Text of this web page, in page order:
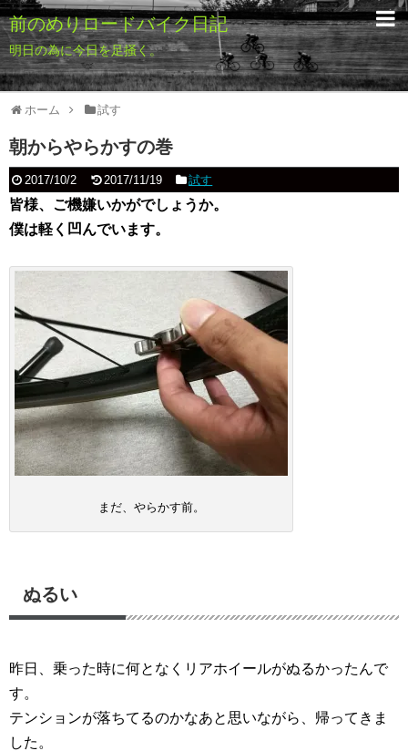
前のめりロードバイク日記
明日の為に今日を足掻く。
ホーム 試す
朝からやらかすの巻
2017/10/2 2017/11/19 試す
皆様、ご機嫌いかがでしょうか。
僕は軽く凹んでいます。
まだ、やらかす前。
ぬるい
昨日、乗った時に何となくリアホイールがぬるかったんで
す。
テンションが落ちてるのかなあと思いながら、帰ってきま
した。